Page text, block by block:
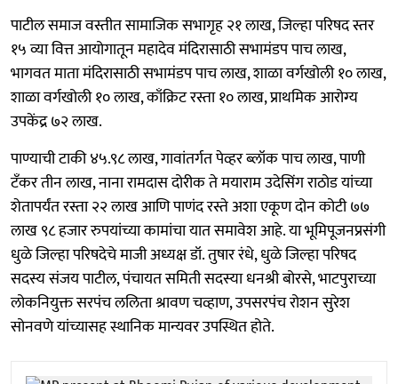
पाटील समाज वस्तीत सामाजिक सभागृह २१ लाख, जिल्हा परिषद स्तर
१५ व्या वित्त आयोगातून महादेव मंदिरासाठी सभामंडप पाच लाख,
भागवत माता मंदिरासाठी सभामंडप पाच लाख, शाळा वर्गखोली १० लाख,
शाळा वर्गखोली १० लाख, काँक्रिट रस्ता १० लाख, प्राथमिक आरोग्य
उपकेंद्र ७२ लाख.
पाण्याची टाकी ४५.९८ लाख, गावांतर्गत पेव्हर ब्लॉक पाच लाख, पाणी
टँकर तीन लाख, नाना रामदास दोरीक ते मयाराम उदेसिंग राठोड यांच्या
शेतापर्यंत रस्ता २२ लाख आणि पाणंद रस्ते अशा एकूण दोन कोटी ७७
लाख ९८ हजार रुपयांच्या कामांचा यात समावेश आहे. या भूमिपूजनप्रसंगी
धुळे जिल्हा परिषदेचे माजी अध्यक्ष डॉ. तुषार रंधे, धुळे जिल्हा परिषद
सदस्य संजय पाटील, पंचायत समिती सदस्या धनश्री बोरसे, भाटपुराच्या
लोकनियुक्त सरपंच ललिता श्रावण चव्हाण, उपसरपंच रोशन सुरेश
सोनवणे यांच्यासह स्थानिक मान्यवर उपस्थित होते.